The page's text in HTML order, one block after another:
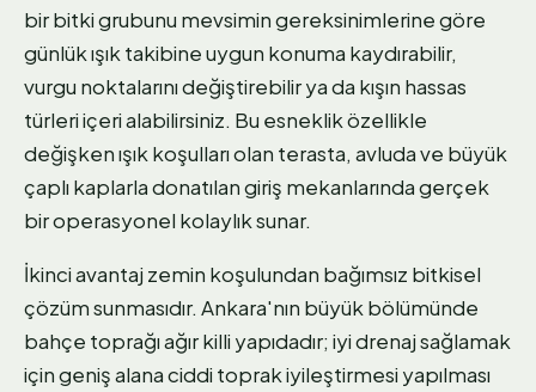
bir bitki grubunu mevsimin gereksinimlerine göre
günlük ışık takibine uygun konuma kaydırabilir,
vurgu noktalarını değiştirebilir ya da kışın hassas
türleri içeri alabilirsiniz. Bu esneklik özellikle
değişken ışık koşulları olan terasta, avluda ve büyük
çaplı kaplarla donatılan giriş mekanlarında gerçek
bir operasyonel kolaylık sunar.
İkinci avantaj zemin koşulundan bağımsız bitkisel
çözüm sunmasıdır. Ankara'nın büyük bölümünde
bahçe toprağı ağır killi yapıdadır; iyi drenaj sağlamak
için geniş alana ciddi toprak iyileştirmesi yapılması